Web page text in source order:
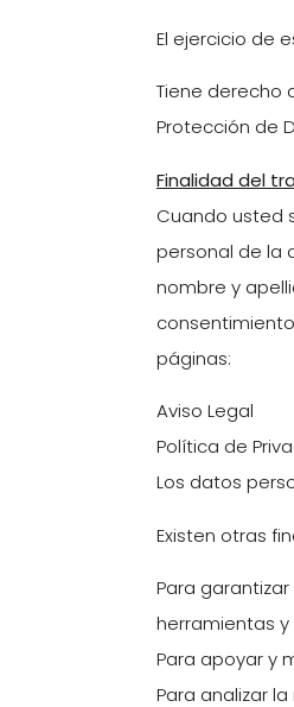
El ejercicio de
Tiene derecho
Protección de
Finalidad del
Cuando usted
personal de la
nombre y
páginas:
Aviso Legal
Política de
Los datos
Existen otras
Para
herramientas
Para apoyar y
Para analizar